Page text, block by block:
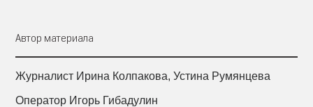
Автор материала
Журналист Ирина Колпакова, Устина Румянцева
Оператор Игорь Гибадулин